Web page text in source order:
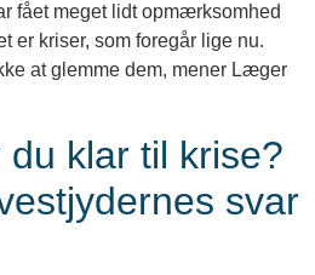
fået meget lidt opmærksomhed
er kriser, som foregår lige nu.
at glemme dem, mener Læger
klar til krise?
svar